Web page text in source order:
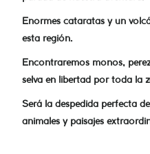
Enormes cataratas y un
esta región.
Encontraremos monos,
selva en libertad por toda la
Será la despedida perfecta
animales y paisajes